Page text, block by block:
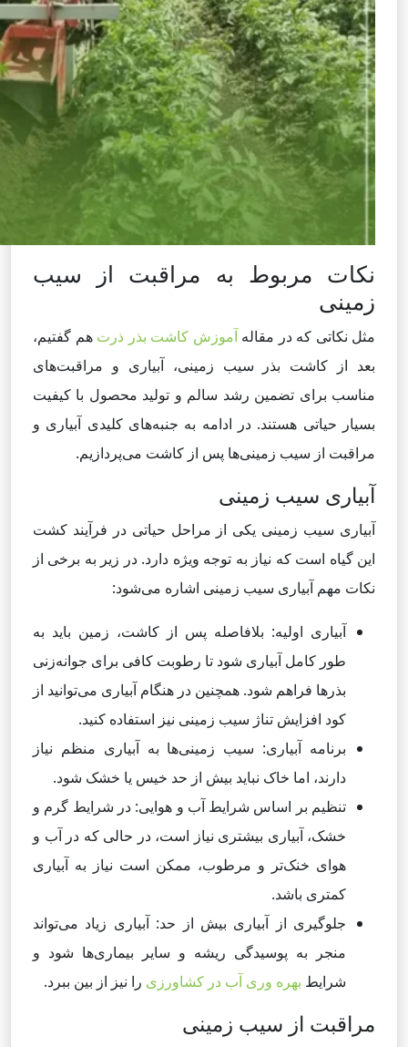
نکات مربوط به مراقبت از سیب
زمینی
مثل نکاتی که در مقالهآموزش کاشت بذر ذرت هم گفتیم،
بعد از کاشت بذر سیب زمینی، آبیاری و مراقبت‌های
مناسب برای تضمین رشد سالم و تولید محصول با کیفیت
بسیار حیاتی هستند. در ادامه به جنبه‌های کلیدی آبیاری و
مراقبت از سیب زمینی‌ها پس از کاشت می‌پردازیم.
آبیاری سیب زمینی
آبیاری سیب زمینی یکی از مراحل حیاتی در فرآیند کشت
این گیاه است که نیاز به توجه ویژه دارد. در زیر به برخی از
نکات مهم آبیاری سیب زمینی اشاره می‌شود:
آبیاری اولیه: بلافاصله پس از کاشت، زمین باید به
طور کامل آبیاری شود تا رطوبت کافی برای جوانه‌زنی
بذرها فراهم شود. همچنین در هنگام آبیاری می‌توانید از
کود افزایش تناژ سیب زمینی نیز استفاده کنید.
برنامه آبیاری: سیب زمینی‌ها به آبیاری منظم نیاز
دارند، اما خاک نباید بیش از حد خیس یا خشک شود.
تنظیم بر اساس شرایط آب و هوایی: در شرایط گرم و
خشک، آبیاری بیشتری نیاز است، در حالی که در آب و
هوای خنک‌تر و مرطوب، ممکن است نیاز به آبیاری
کمتری باشد.
جلوگیری از آبیاری بیش از حد: آبیاری زیاد می‌تواند
منجر به پوسیدگی ریشه و سایر بیماری‌ها شود و
شرایط بهره وری آب در کشاورزی را نیز از بین ببرد.
مراقبت از سیب زمینی